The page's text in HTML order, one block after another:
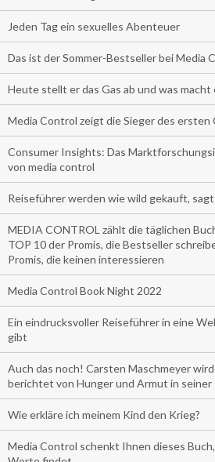
Jeden Tag ein sexuelles Abenteuer
Das ist der Sommer-Bestseller bei Media
Heute stellt er das Gas ab und was macht
Media Control zeigt die Sieger des ersten
Consumer Insights: Das
von media control
Reiseführer werden wie wild gekauft,
MEDIA CONTROL zählt die täglichen
TOP 10 der Promis, die Bestseller
Promis, die keinen interessieren
Media Control Book Night 2022
Ein eindrucksvoller Reiseführer in eine
gibt
Auch das noch! Carsten Maschmeyer
berichtet von Hunger und Armut in
Wie erkläre ich meinem Kind den Krieg?
Media Control schenkt Ihnen dieses